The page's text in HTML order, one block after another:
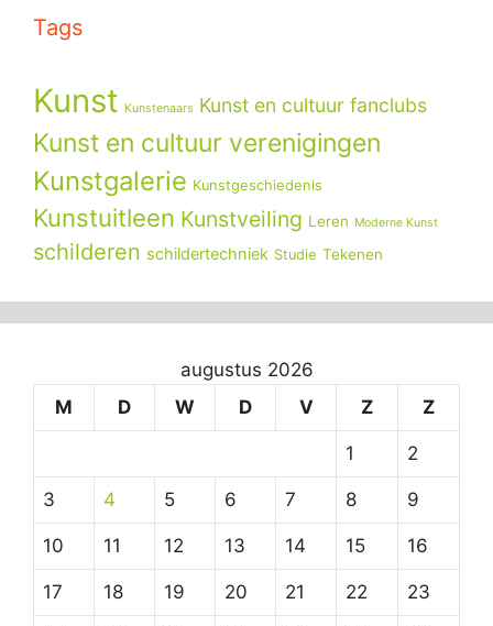
Tags
Kunst Kunstenaars Kunst en cultuur fanclubs
Kunst en cultuur verenigingen
Kunstgalerie Kunstgeschiedenis
Kunstuitleen Kunstveiling Leren Moderne Kunst
schilderen schildertechniek Studie Tekenen
augustus 2026
M
D W D V Z Z
1 2
3 4 5 6 7 8 9
10 11 12 13 14 15 16
17 18 19 20 21 22 23